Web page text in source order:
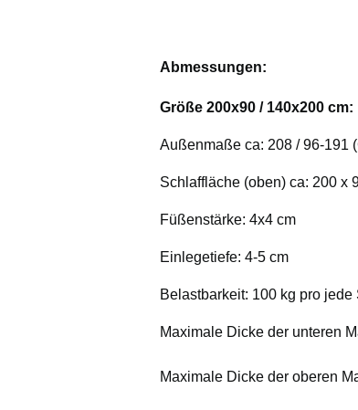
Abmessungen:
Größe 200x90 / 140x200 cm:
Außenmaße ca: 208 / 96-191
Schlaffläche (oben) ca: 200 x
Füßenstärke: 4x4 cm
Einlegetiefe: 4-5 cm
Belastbarkeit: 100 kg pro jede
Maximale Dicke der unteren
Maximale Dicke der oberen